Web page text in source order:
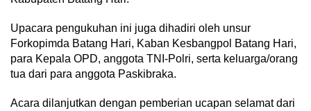
Upacara pengukuhan ini juga dihadiri oleh unsur
Forkopimda Batang Hari, Kaban Kesbangpol Batang Hari,
para Kepala OPD, anggota TNI-Polri, serta keluarga/orang
tua dari para anggota Paskibraka.
Acara dilanjutkan dengan pemberian ucapan selamat dari